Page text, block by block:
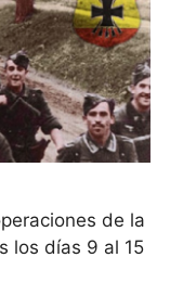
de la
los días 9 al 15